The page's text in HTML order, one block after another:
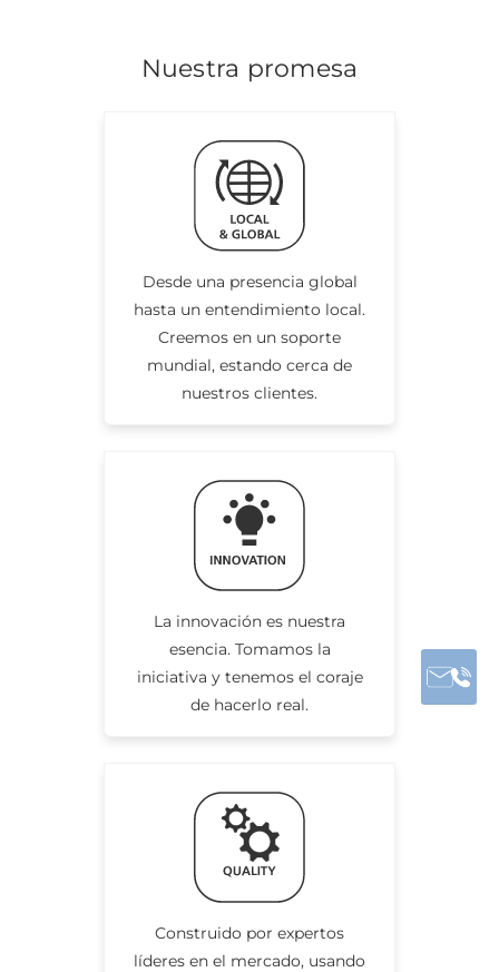
Nuestra promesa
Desde una presencia global
hasta un entendimiento local.
Creemos en un soporte
mundial, estando cerca de
nuestros clientes.
La innovación es nuestra
esencia. Tomamos la
iniciativa y tenemos el coraje
de hacerlo real.
Construido por expertos
líderes en el mercado, usando